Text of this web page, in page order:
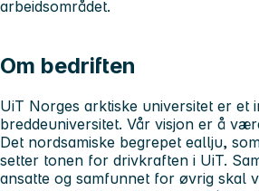
arbeidsområdet.
Om bedriften
UiT Norges arktiske universitet er et
breddeuniversitet. Vår visjon er å
Det nordsamiske begrepet eallju,
setter tonen for drivkraften i UiT.
ansatte og samfunnet for øvrig skal